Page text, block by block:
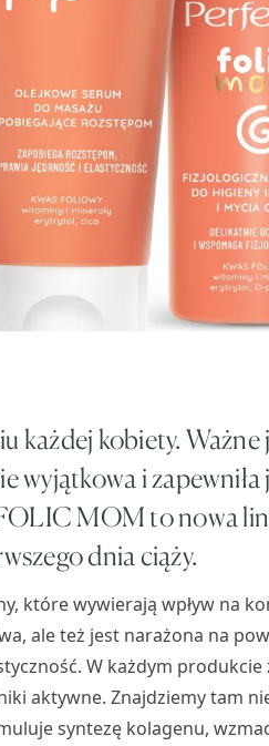
każdej kobiety. Ważne
wyjątkowa i
MOM to nowa
dnia ciąży.
które wywierają wpływ na
ale też jest narażona na
W każdym produkcie
aktywne. Znajdziemy tam
syntezę kolagenu,